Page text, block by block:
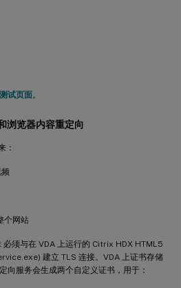
试页面。
浏览器内容重定向
：
个网站
须与在 VDA 上运行的 Citrix HDX HTML5
建立 TLS 连接。VDA 上证书存储
向服务会生成两个自定义证书，用于：